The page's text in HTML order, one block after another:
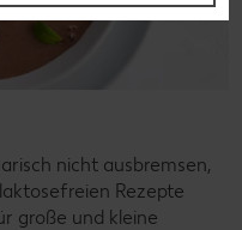
nicht ausbremsen,
Rezepte
große und kleine